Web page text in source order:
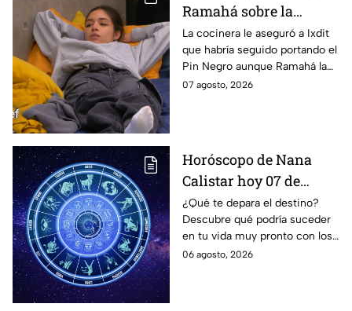
Ramahá sobre la
designación del Pin
Negro a un integrante
de las "Divas" en
MasterChef 24/7
La cocinera le aseguró a Ixdit
que habría seguido portando el
Pin Negro aunque Ramahá la
hubiera subido al balcón
07 agosto, 2026
Horóscopo de Nana
Calistar hoy 07 de
agosto; estos signos
podrían dejar de estar
solteros más pronto de
lo que imaginan y
¿Qué te depara el destino?
Descubre qué podría suceder
en tu vida muy pronto con los
horóscopos de Nana Calistar;
06 agosto, 2026